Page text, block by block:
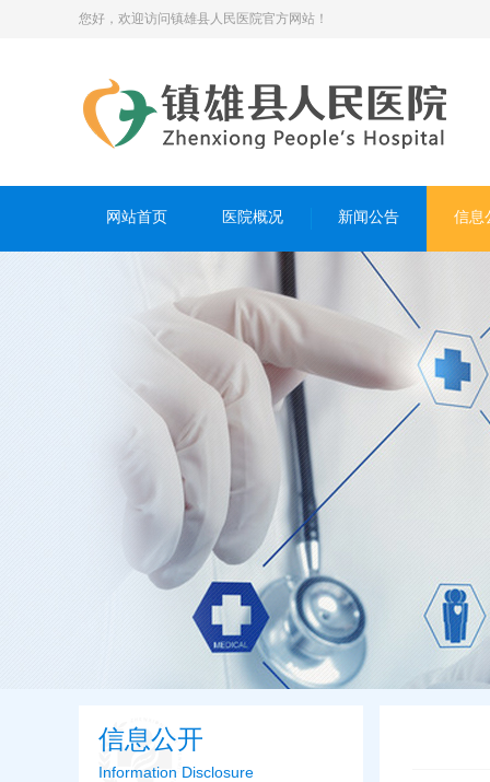
您好，欢迎访问镇雄县人民医院官方网站！
网站首页 医院概况 新闻公告 信息
信息公开
Information Disclosure